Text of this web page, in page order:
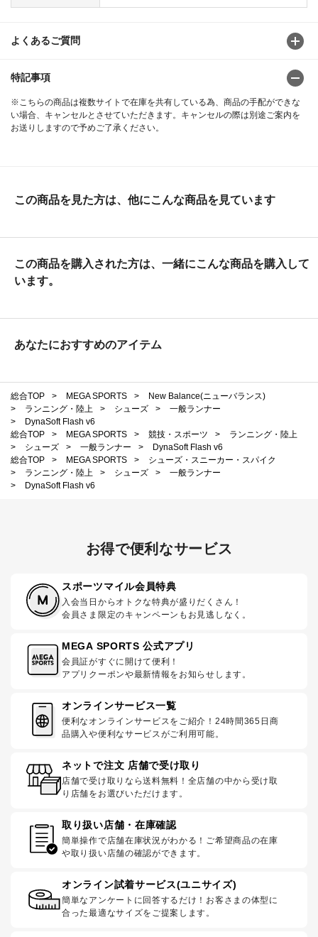
よくあるご質問
特記事項
※こちらの商品は複数サイトで在庫を共有している為、商品の手配ができな
い場合、キャンセルとさせていただきます。キャンセルの際は別途ご案内を
お送りしますので予めご了承ください。
この商品を見た方は、他にこんな商品を見ています
この商品を購入された方は、一緒にこんな商品を購入して
います。
あなたにおすすめのアイテム
総合TOP > MEGA SPORTS >
New Balance(ニューバランス)
>
ランニング・陸上 > シューズ >
一般ランナー
>
DynaSoft Flash v6
総合TOP
> MEGA SPORTS > 競技・スポーツ >
ランニング・陸上
>
シューズ > 一般ランナー >
DynaSoft Flash v6
総合TOP
> MEGA SPORTS >
シューズ・スニーカー・スパイク
>
ランニング・陸上 > シューズ >
一般ランナー
>
DynaSoft Flash v6
お得で便利なサービス
スポーツマイル会員特典
入会当日からオトクな特典が盛りだくさん！
会員さま限定のキャンペーンもお見逃しなく。
MEGA SPORTS 公式アプリ
会員証がすぐに開けて便利！
アプリクーポンや最新情報をお知らせします。
オンラインサービス一覧
便利なオンラインサービスをご紹介！24時間365日商
品購入や便利なサービスがご利用可能。
ネットで注文 店舗で受け取り
店舗で受け取りなら送料無料！全店舗の中から受け取
り店舗をお選びいただけます。
取り扱い店舗・在庫確認
簡単操作で店舗在庫状況がわかる！ご希望商品の在庫
や取り扱い店舗の確認ができます。
オンライン試着サービス(ユニサイズ)
簡単なアンケートに回答するだけ！お客さまの体型に
合った最適なサイズをご提案します。